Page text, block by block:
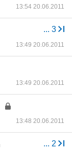
13:54 20.06.2011
... 3
13:49 20.06.2011
13:49 20.06.2011
13:48 20.06.2011
... 2